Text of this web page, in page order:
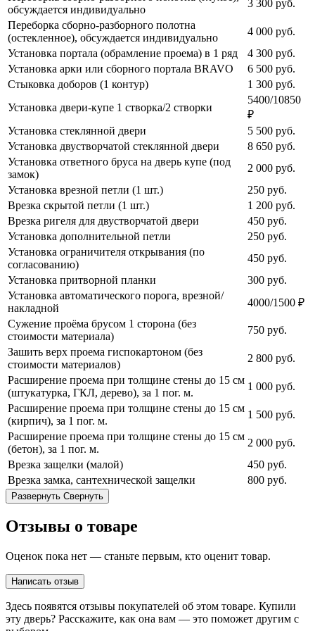
обсуждается индивидуально
3 300 руб.
Переборка сборно-разборного полотна
(остекленное), обсуждается индивидуально
4 000 руб.
Установка портала (обрамление проема) в 1 ряд
4 300 руб.
Установка арки или сборного портала BRAVO
6 500 руб.
Стыковка доборов (1 контур)
1 300 руб.
Установка двери-купе 1 створка/2 створки
5400/10850
₽
Установка стеклянной двери
5 500 руб.
Установка двустворчатой стеклянной двери
8 650 руб.
Установка ответного бруса на дверь купе (под
замок)
2 000 руб.
Установка врезной петли (1 шт.)
250 руб.
Врезка скрытой петли (1 шт.)
1 200 руб.
Врезка ригеля для двустворчатой двери
450 руб.
Установка дополнительной петли
250 руб.
Установка ограничителя открывания (по
согласованию)
450 руб.
Установка притворной планки
300 руб.
Установка автоматического порога, врезной/
накладной
4000/1500 ₽
Сужение проёма брусом 1 сторона (без
стоимости материала)
750 руб.
Зашить верх проема гиспокартоном (без
стоимости материалов)
2 800 руб.
Расширение проема при толщине стены до 15 см
(штукатурка, ГКЛ, дерево), за 1 пог. м.
1 000 руб.
Расширение проема при толщине стены до 15 см
(кирпич), за 1 пог. м.
1 500 руб.
Расширение проема при толщине стены до 15 см
(бетон), за 1 пог. м.
2 000 руб.
Врезка защелки (малой)
450 руб.
Врезка замка, сантехнической защелки
800 руб.
Развернуть Свернуть
Отзывы о товаре
Оценок пока нет — станьте первым, кто оценит товар.
Написать отзыв
Здесь появятся отзывы покупателей об этом товаре. Купили
эту дверь? Расскажите, как она вам — это поможет другим с